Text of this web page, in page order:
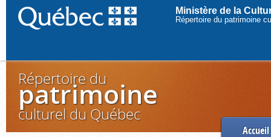
Ministère de la
Répertoire du patrimoine
Répertoire du
patrimoine
culturel du Québec
Accueil